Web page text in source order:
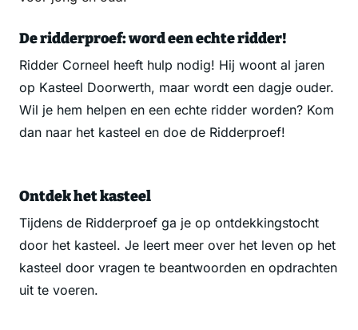
De ridderproef: word een echte ridder!
Ridder Corneel heeft hulp nodig! Hij woont al jaren
op Kasteel Doorwerth, maar wordt een dagje ouder.
Wil je hem helpen en een echte ridder worden? Kom
dan naar het kasteel en doe de Ridderproef!
Ontdek het kasteel
Tijdens de Ridderproef ga je op ontdekkingstocht
door het kasteel. Je leert meer over het leven op het
kasteel door vragen te beantwoorden en opdrachten
uit te voeren.